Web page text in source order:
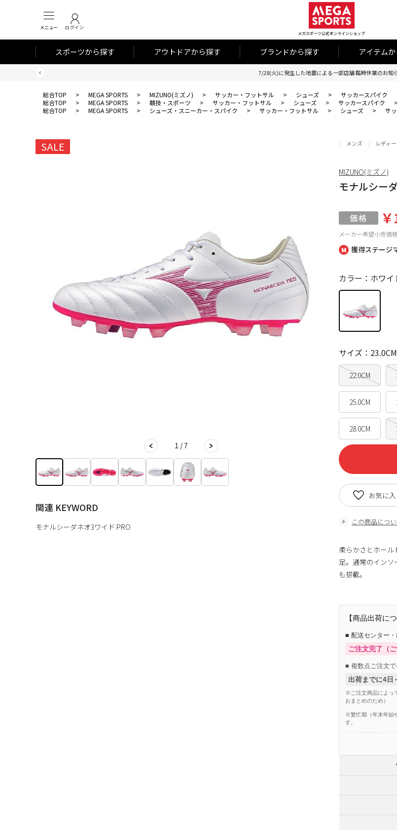
メニュー ログイン
メガスポーツ公式オンラインショップ
スポーツから探す アウトドアから探す ブランドから探す アイテム
7/28(火)に発生した地震による一部店舗 臨時休業のお知
総合TOP > MEGA SPORTS > MIZUNO(ミズノ) > サッカー・フットサル > シューズ > サッカースパイク
総合TOP
> MEGA SPORTS > 競技・スポーツ > サッカー・フットサル > シューズ > サッカースパイク >
総合TOP
> MEGA SPORTS > シューズ・スニーカー・スパイク > サッカー・フットサル > シューズ > サ
SALE
1 / 7
関連 KEYWORD
モナルシーダネオ3ワイド PRO
獲得ステージ
メンズ レディー
モナルシー
メーカー希望小売価格
カラー：ホワ
22.0CM
25.0CM
28.0CM
サイズ：23.0CM
この商品につ
お気に
MIZUNO(ミズノ)
柔らかさとホー
足。通常のイン
も搭載。
【商品出荷に
■ 配送センター
ご注文完了（
■ 複数点ご注文
出荷までに4日
※ご注文商品によっ
おまとめのため）
※繁忙期（年末年始
す。